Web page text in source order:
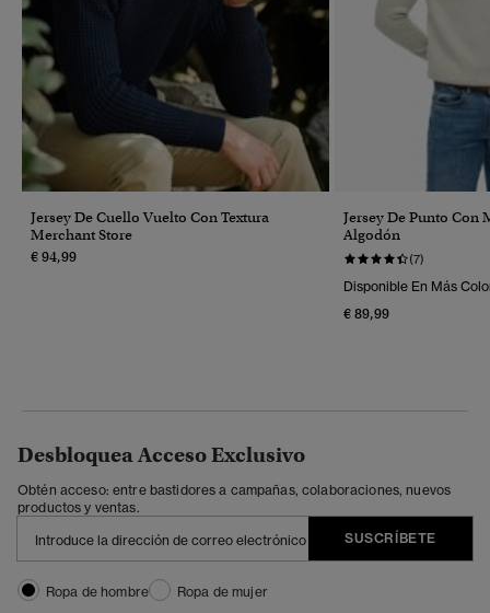
Jersey De Cuello Vuelto Con Textura
Merchant Store
€ 94,99
Jersey De Punto Con
Algodón
(7)
Disponible En Más
€ 89,99
Desbloquea Acceso Exclusivo
Obtén acceso: entre bastidores a campañas, colaboraciones, nuevos
productos y ventas.
SUSCRÍBETE
Ropa de hombre
Ropa de mujer